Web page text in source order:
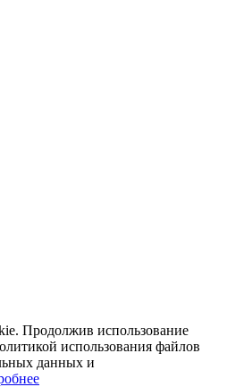
Продолжив использование
использования файлов
данных и